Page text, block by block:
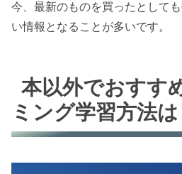
今、最新のものを買ったとして
い情報となることが多いです。
本以外でおすす
ミング学習方法は